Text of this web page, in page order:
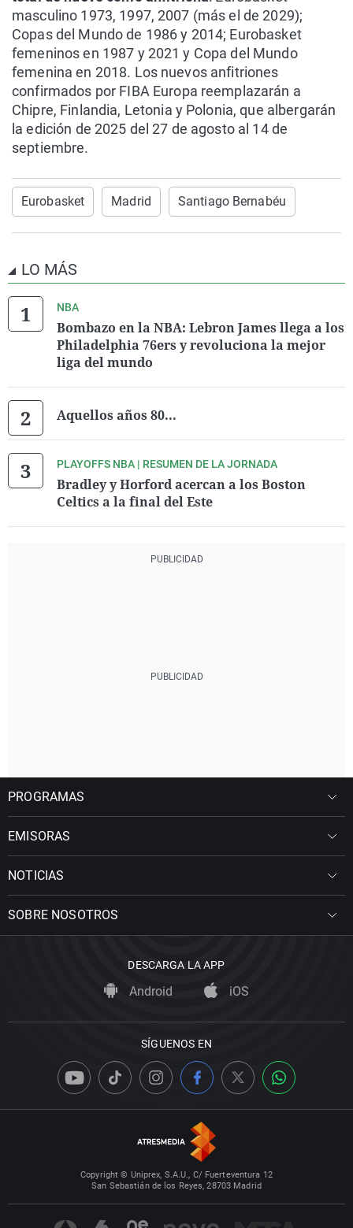
masculino 1973, 1997, 2007 (más el de 2029);
Copas del Mundo de 1986 y 2014; Eurobasket
femeninos en 1987 y 2021 y Copa del Mundo
femenina en 2018. Los nuevos anfitriones
confirmados por FIBA Europa reemplazarán a
Chipre, Finlandia, Letonia y Polonia, que albergarán
la edición de 2025 del 27 de agosto al 14 de
septiembre.
Eurobasket Madrid Santiago Bernabéu
LO MÁS
NBA
Bombazo en la NBA: Lebron James llega a los
Philadelphia 76ers y revoluciona la mejor
liga del mundo
Aquellos años 80...
PLAYOFFS NBA | RESUMEN DE LA JORNADA
Bradley y Horford acercan a los Boston
Celtics a la final del Este
PROGRAMAS
EMISORAS
NOTICIAS
SOBRE NOSOTROS
DESCARGA LA APP
Android iOS
SÍGUENOS EN
Copyright © Uniprex, S.A.U., C/ Fuerteventura 12
San Sebastián de los Reyes, 28703 Madrid